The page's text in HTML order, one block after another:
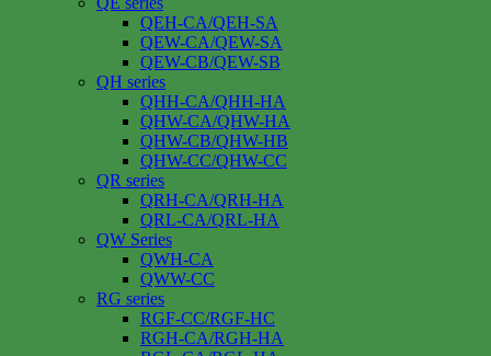
QEH-CA/QEH-SA
QEW-CA/QEW-SA
QEW-CB/QEW-SB
QH series
QHH-CA/QHH-HA
QHW-CA/QHW-HA
QHW-CB/QHW-HB
QHW-CC/QHW-CC
QR series
QRH-CA/QRH-HA
QRL-CA/QRL-HA
QW Series
QWH-CA
QWW-CC
RG series
RGF-CC/RGF-HC
RGH-CA/RGH-HA